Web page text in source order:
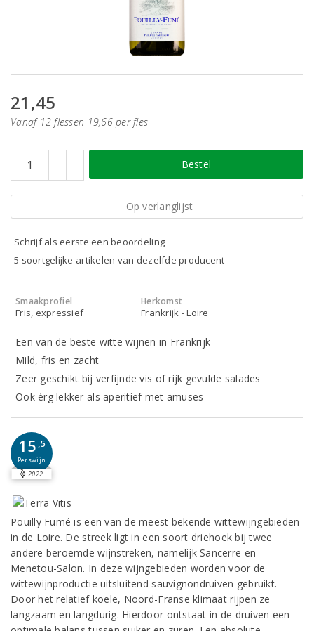
21,45
Vanaf 12 flessen 19,66 per fles
Bestel
Op verlanglijst
Schrijf als eerste een beoordeling
5 soortgelijke artikelen van dezelfde producent
Smaakprofiel
Fris, expressief
Herkomst
Frankrijk - Loire
Een van de beste witte wijnen in Frankrijk
Mild, fris en zacht
Zeer geschikt bij verfijnde vis of rijk gevulde salades
Ook érg lekker als aperitief met amuses
15 ,5
Perswijn
2022
Pouilly Fumé is een van de meest bekende wittewijngebieden
in de Loire. De streek ligt in een soort driehoek bij twee
andere beroemde wijnstreken, namelijk Sancerre en
Menetou-Salon. In deze wijngebieden worden voor de
wittewijnproductie uitsluitend sauvignondruiven gebruikt.
Door het relatief koele, Noord-Franse klimaat rijpen ze
langzaam en langdurig. Hierdoor ontstaat in de druiven een